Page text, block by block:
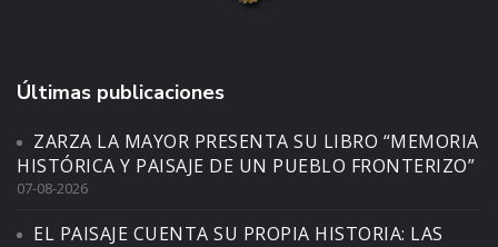
Últimas publicaciones
ZARZA LA MAYOR PRESENTA SU LIBRO “MEMORIA
HISTÓRICA Y PAISAJE DE UN PUEBLO FRONTERIZO”
07-08-2026
EL PAISAJE CUENTA SU PROPIA HISTORIA: LAS